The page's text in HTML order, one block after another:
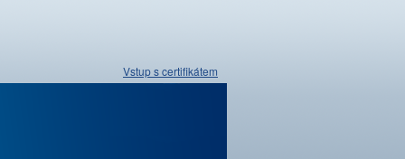
Vstup s certifikátem